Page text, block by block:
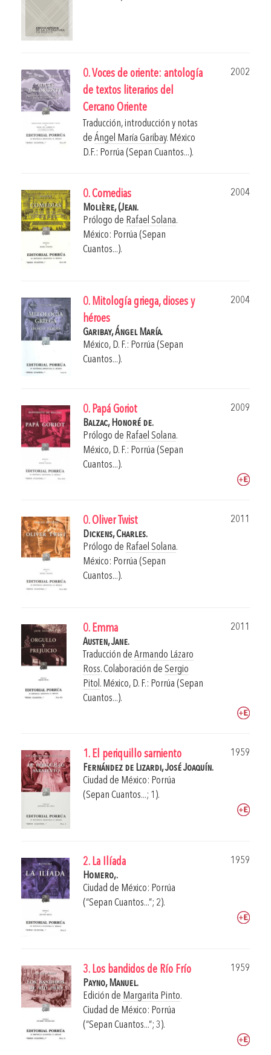
0. Voces de oriente: antología
de textos literarios del
Cercano Oriente
2002
Traducción, introducción y notas
de Ángel María Garibay. México
D.F.: Porrúa (Sepan Cuantos...).
0. Comedias
2004
Molière, (Jean.
Prólogo de Rafael Solana.
México: Porrúa (Sepan
Cuantos...).
0. Mitología griega, dioses y
héroes
2004
Garibay, Ángel María.
México, D. F.: Porrúa (Sepan
Cuantos...).
0. Papá Goriot
2009
Balzac, Honoré de.
Prólogo de Rafael Solana.
México, D. F.: Porrúa (Sepan
Cuantos...).
0. Oliver Twist
2011
Dickens, Charles.
Prólogo de Rafael Solana.
México: Porrúa (Sepan
Cuantos...).
0. Emma
2011
Austen, Jane.
Traducción de Armando Lázaro
Ross. Colaboración de Sergio
Pitol . México, D. F.: Porrúa (Sepan
Cuantos...).
1. El periquillo sarniento
1959
Fernández de Lizardi, José Joaquín.
Ciudad de México: Porrúa
(Sepan Cuantos...; 1).
2. La Ilíada
1959
Homero,.
Ciudad de México: Porrúa
(“Sepan Cuantos...”; 2).
3. Los bandidos de Río Frío
1959
Payno, Manuel.
Edición de Margarita Pinto.
Ciudad de México: Porrúa
(“Sepan Cuantos...”; 3).